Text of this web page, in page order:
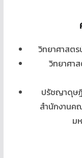
วิทยาศาสต
วิทยาศา
ปรัชญาดุษ
สำนักงานค
ม